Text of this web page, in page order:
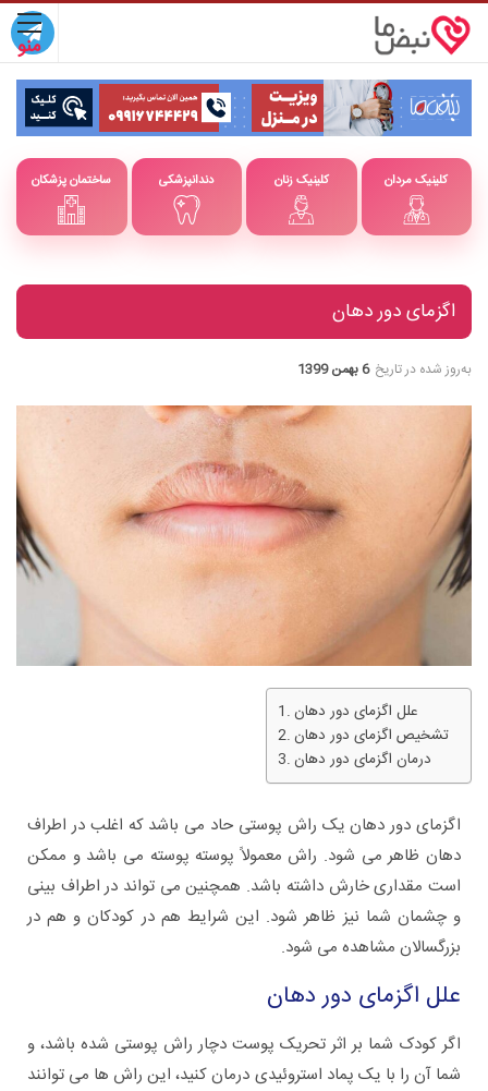
ساختمان پزشکان دندانپزشکی کلینیک زنان کلینیک مردان
اگزمای دور دهان
به‌روز شده در تاریخ 6 بهمن 1399
علل اگزمای دور دهان
تشخیص اگزمای دور دهان
درمان اگزمای دور دهان
اگزمای دور دهان یک راش پوستی حاد می باشد که اغلب در اطراف
دهان ظاهر می شود. راش معمولاً پوسته پوسته می باشد و ممکن
است مقداری خارش داشته باشد. همچنین می تواند در اطراف بینی
و چشمان شما نیز ظاهر شود. این شرایط هم در کودکان و هم در
بزرگسالان مشاهده می شود.
علل اگزمای دور دهان
اگر کودک شما بر اثر تحریک پوست دچار راش پوستی شده باشد، و
شما آن را با یک پماد استروئیدی درمان کنید، این راش ها می توانند